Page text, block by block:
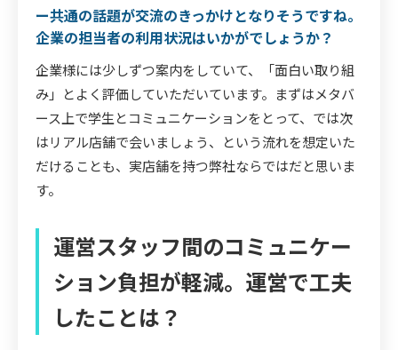
ー共通の話題が交流のきっかけとなりそうですね。
企業の担当者の利用状況はいかがでしょうか？
企業様には少しずつ案内をしていて、「面白い取り組
み」とよく評価していただいています。まずはメタバ
ース上で学生とコミュニケーションをとって、では次
はリアル店舗で会いましょう、という流れを想定いた
だけることも、実店舗を持つ弊社ならではだと思いま
す。
運営スタッフ間のコミュニケー
ション負担が軽減。運営で工夫
したことは？